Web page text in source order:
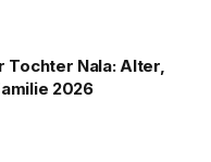
Tochter Nala: Alter,
2026